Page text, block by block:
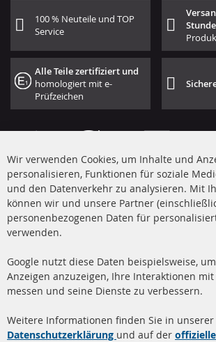
100 % Neuteile und TOP
Service
Alle Teile zertifiziert und
homologiert mit e-
Prüfzeichen
+49 (0) 4533 799 00 0
Mo-Do: 09-17 Uhr, Fr 09-16 Uhr
info@contra-automotive.de
facebook
instagram
Quick Links
Dieselpartikelfilter (DPF)
Über uns
Wir verwenden Cookies, um Inhalte und
personalisieren, Funktionen für soziale
und den Datenverkehr zu analysieren. Mit
können wir und unsere Partner
personenbezogenen Daten für
verwenden.
Google nutzt diese Daten beispielsweise,
Anzeigen anzuzeigen, Ihre Interaktionen
messen und seine Dienste zu verbessern.
Weitere Informationen finden Sie in unserer
Datenschutzerklärung und auf der